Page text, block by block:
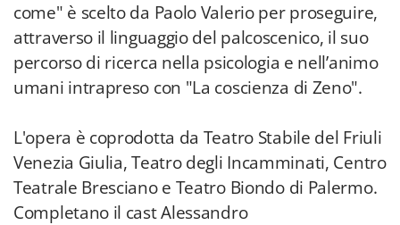
come" è scelto da Paolo Valerio per proseguire,
attraverso il linguaggio del palcoscenico, il suo
percorso di ricerca nella psicologia e nell’animo
umani intrapreso con "La coscienza di Zeno".
L'opera è coprodotta da Teatro Stabile del Friuli
Venezia Giulia, Teatro degli Incamminati, Centro
Teatrale Bresciano e Teatro Biondo di Palermo.
Completano il cast Alessandro